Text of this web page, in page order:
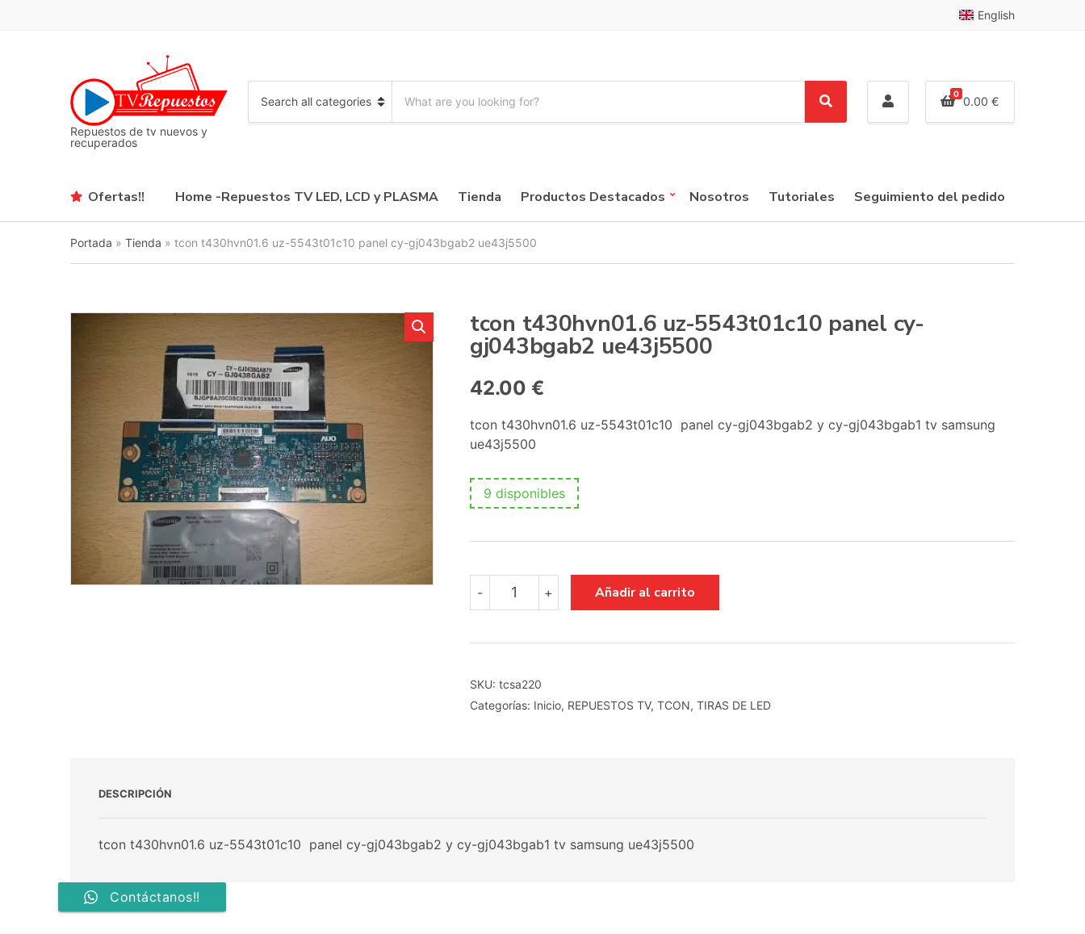
English
Repuestos de tv nuevos y
recuperados
a
r
y
n
a
r
u
c
:
S
e
h
0
0.00 €
Ofertas!! Home -Repuestos TV LED, LCD y PLASMA Tienda Productos Destacados Nosotros Tutoriales Seguimiento del pedido
Portada » Tienda » tcon t430hvn01.6 uz-5543t01c10 panel cy-gj043bgab2 ue43j5500
tcon t430hvn01.6 uz-5543t01c10 panel cy-
gj043bgab2 ue43j5500
42.00 €
tcon t430hvn01.6 uz-5543t01c10 panel cy-gj043bgab2 y cy-gj043bgab1 tv samsung
ue43j5500
9 disponibles
-
t430hvn01.6
uz-
panel
gj043bgab2
ue43j5500
cantidad
+ Añadir al carrito
SKU: tcsa220
Categorías: Inicio, REPUESTOS TV, TCON, TIRAS DE LED
DESCRIPCIÓN
tcon t430hvn01.6 uz-5543t01c10 panel cy-gj043bgab2 y cy-gj043bgab1 tv samsung ue43j5500
Contáctanos!!